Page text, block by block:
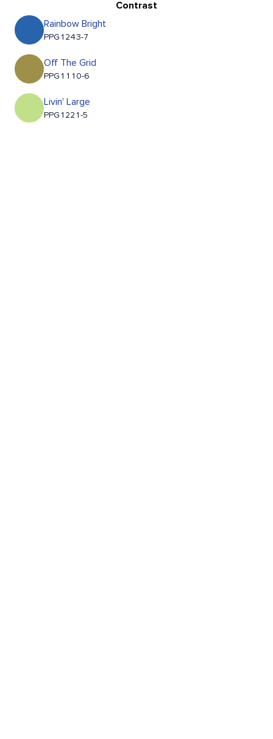
Contrast
Rainbow Bright
PPG1243-7
Off The Grid
PPG1110-6
Livin' Large
PPG1221-5